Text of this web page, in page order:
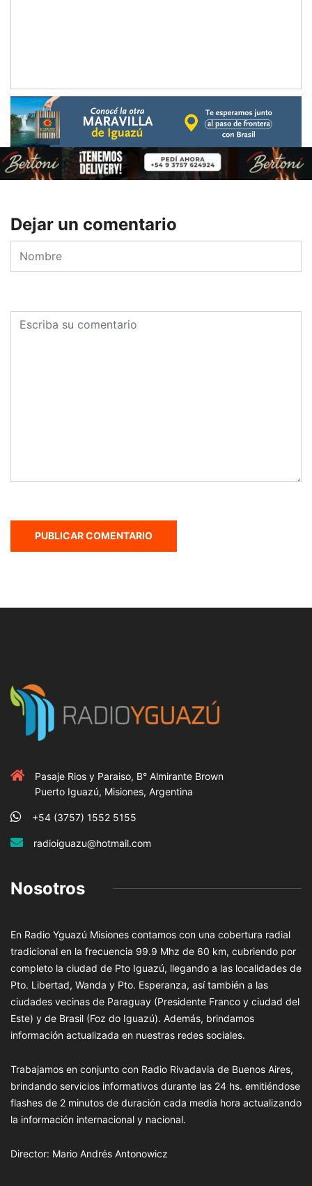
Dejar un comentario
Pasaje Rios y Paraiso, B° Almirante Brown
Puerto Iguazú, Misiones, Argentina
+54 (3757) 1552 5155
radioiguazu@hotmail.com
Nosotros
En Radio Yguazú Misiones contamos con una cobertura radial
tradicional en la frecuencia 99.9 Mhz de 60 km, cubriendo por
completo la ciudad de Pto Iguazú, llegando a las localidades de
Pto. Libertad, Wanda y Pto. Esperanza, así también a las
ciudades vecinas de Paraguay (Presidente Franco y ciudad del
Este) y de Brasil (Foz do Iguazú). Además, brindamos
información actualizada en nuestras redes sociales.
Trabajamos en conjunto con Radio Rivadavia de Buenos Aires,
brindando servicios informativos durante las 24 hs. emitiéndose
flashes de 2 minutos de duración cada media hora actualizando
la información internacional y nacional.
Director: Mario Andrés Antonowicz